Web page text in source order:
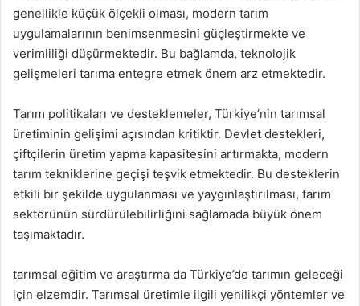
genellikle küçük ölçekli olması, modern tarım
uygulamalarının benimsenmesini güçleştirmekte ve
verimliliği düşürmektedir. Bu bağlamda, teknolojik
gelişmeleri tarıma entegre etmek önem arz etmektedir.
Tarım politikaları ve desteklemeler, Türkiye’nin tarımsal
üretiminin gelişimi açısından kritiktir. Devlet destekleri,
çiftçilerin üretim yapma kapasitesini artırmakta, modern
tarım tekniklerine geçişi teşvik etmektedir. Bu desteklerin
etkili bir şekilde uygulanması ve yaygınlaştırılması, tarım
sektörünün sürdürülebilirliğini sağlamada büyük önem
taşımaktadır.
tarımsal eğitim ve araştırma da Türkiye’de tarımın geleceği
için elzemdir. Tarımsal üretimle ilgili yenilikçi yöntemler ve